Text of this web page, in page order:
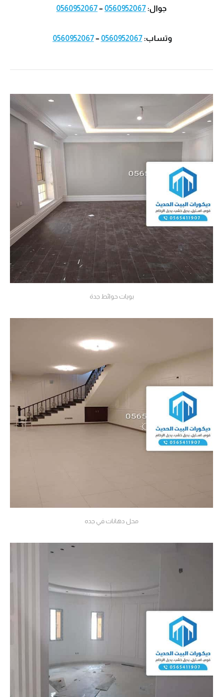
جوال: 0560952067
–
0560952067
وتساب:0560952067
–
0560952067
بويات حوائط جدة
محل دهانات في جده